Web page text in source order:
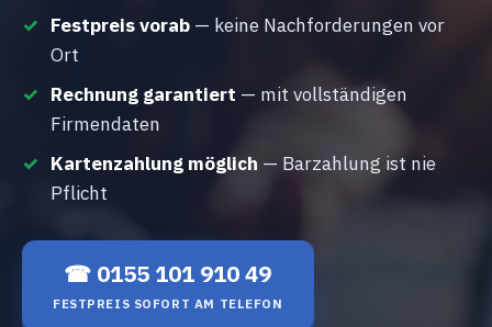
Festpreis vorab — keine Nachforderungen vor
Ort
Rechnung garantiert — mit vollständigen
Firmendaten
Kartenzahlung möglich — Barzahlung ist nie
Pflicht
☎ 0155 101 910 49
FESTPREIS SOFORT AM TELEFON